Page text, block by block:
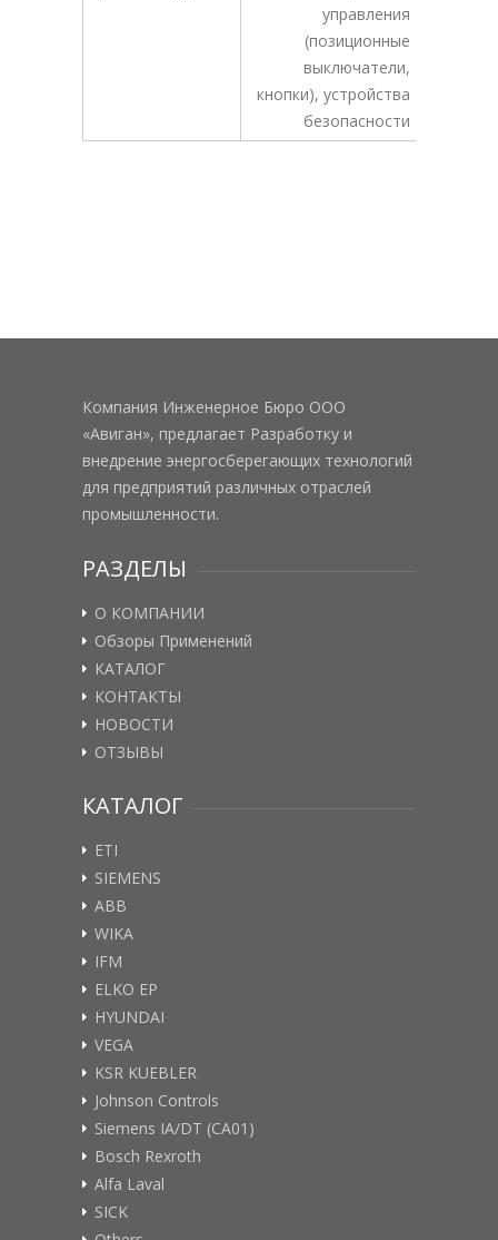
управления
(позиционные
выключатели,
кнопки), устройства
безопасности
Компания Инженерное Бюро ООО
«Авиган», предлагает Разработку и
внедрение энергосберегающих технологий
для предприятий различных отраслей
промышленности.
РАЗДЕЛЫ
О КОМПАНИИ
Обзоры Применений
КАТАЛОГ
КОНТАКТЫ
НОВОСТИ
ОТЗЫВЫ
КАТАЛОГ
ETI
SIEMENS
ABB
WIKA
IFM
ELKO EP
HYUNDAI
VEGA
KSR KUEBLER
Johnson Controls
Siemens IA/DT (CA01)
Bosch Rexroth
Alfa Laval
SICK